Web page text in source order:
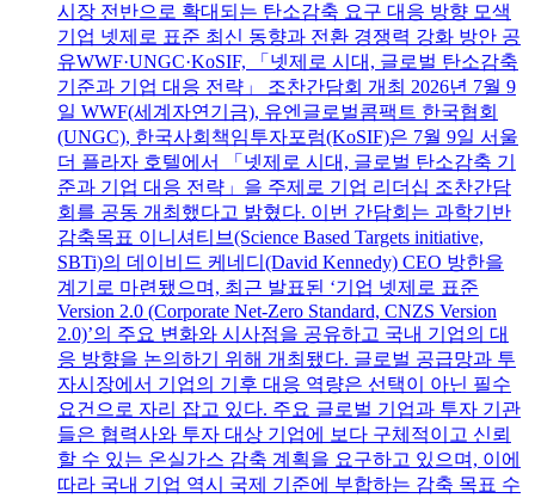
시장 전반으로 확대되는 탄소감축 요구 대응 방향 모색
기업 넷제로 표준 최신 동향과 전환 경쟁력 강화 방안 공
유WWF·UNGC·KoSIF, 「넷제로 시대, 글로벌 탄소감축
기준과 기업 대응 전략」 조찬간담회 개최 2026년 7월 9
일 WWF(세계자연기금), 유엔글로벌콤팩트 한국협회
(UNGC), 한국사회책임투자포럼(KoSIF)은 7월 9일 서울
더 플라자 호텔에서 「넷제로 시대, 글로벌 탄소감축 기
준과 기업 대응 전략」을 주제로 기업 리더십 조찬간담
회를 공동 개최했다고 밝혔다. 이번 간담회는 과학기반
감축목표 이니셔티브(Science Based Targets initiative,
SBTi)의 데이비드 케네디(David Kennedy) CEO 방한을
계기로 마련됐으며, 최근 발표된 ‘기업 넷제로 표준
Version 2.0 (Corporate Net-Zero Standard, CNZS Version
2.0)’의 주요 변화와 시사점을 공유하고 국내 기업의 대
응 방향을 논의하기 위해 개최됐다. 글로벌 공급망과 투
자시장에서 기업의 기후 대응 역량은 선택이 아닌 필수
요건으로 자리 잡고 있다. 주요 글로벌 기업과 투자 기관
들은 협력사와 투자 대상 기업에 보다 구체적이고 신뢰
할 수 있는 온실가스 감축 계획을 요구하고 있으며, 이에
따라 국내 기업 역시 국제 기준에 부합하는 감축 목표 수